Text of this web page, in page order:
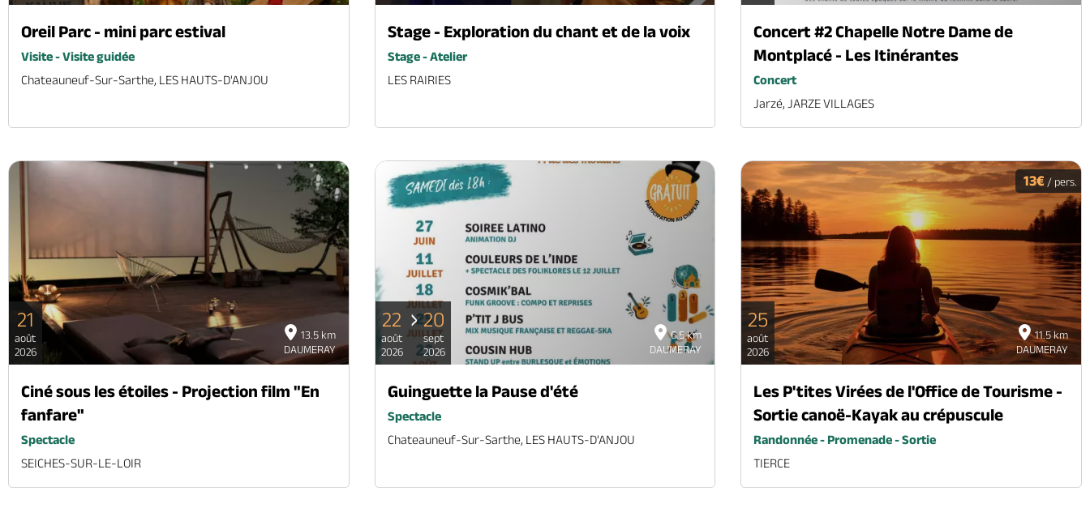
Oreil Parc - mini parc estival
Visite - Visite guidée
Chateauneuf-Sur-Sarthe, LES HAUTS-D'ANJOU
Stage - Exploration du chant et de la voix
Stage - Atelier
LES RAIRIES
Concert #2 Chapelle Notre Dame de
Montplacé - Les Itinérantes
Concert
Jarzé, JARZE VILLAGES
13.5 km
DAUMERAY
21
août
2026
Ciné sous les étoiles - Projection film "En
fanfare"
Spectacle
SEICHES-SUR-LE-LOIR
6.5 km
DAUMERAY
22
août
2026
20
sept
2026
Guinguette la Pause d'été
Spectacle
Chateauneuf-Sur-Sarthe, LES HAUTS-D'ANJOU
11.5 km
DAUMERAY
13€/ pers.
25
août
2026
Les P'tites Virées de l'Office de Tourisme -
Sortie canoë-Kayak au crépuscule
Randonnée - Promenade - Sortie
TIERCE